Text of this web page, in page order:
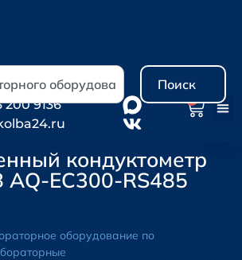
Поиск
200 9136
кондуктометр
AQ-EC300-RS485
оборудование по